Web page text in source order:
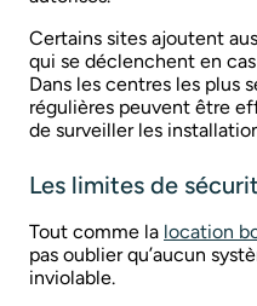
Certains sites ajoutent
qui se déclenchent en
Dans les centres les plus
régulières peuvent être
de surveiller les
Les limites de
Tout comme la location
pas oublier qu’aucun
inviolable.